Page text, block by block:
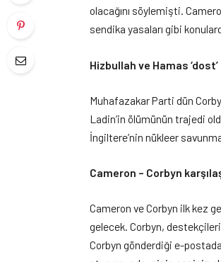
olacağını söylemişti.
sendika yasaları gibi
Hizbullah ve Hamas ‘dost’
Muhafazakar Parti dün
Ladin’in ölümünün trajedi
İngiltere’nin nükleer
Cameron – Corbyn
Cameron ve Corbyn ilk kez
gelecek. Corbyn,
Corbyn gönderdiği e-